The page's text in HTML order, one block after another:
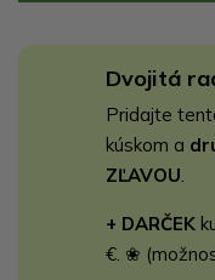
Dvojitá
Pridajte
kúskom a
ZĽAVOU
+ DARČEK
€. ❀